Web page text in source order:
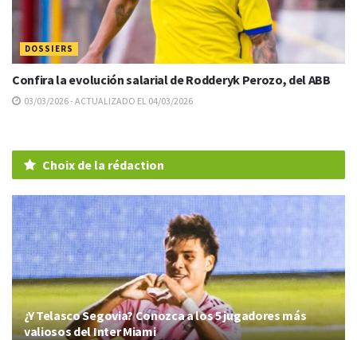
DOSSIERS
Confira la evolución salarial de Rodderyk Perozo, del ABB
03/03/2026 - ACTUALIZADO EL 04/03/2026
Choix de la rédaction
¿Y Telasco Segovia? Conozca a los 5 jugadores más
valiosos del Inter Miami